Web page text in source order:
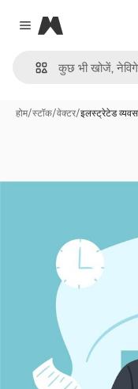
Close menu
Magnific
होम/स्टॉक/वेक्टर/इलस्ट्रेटेड